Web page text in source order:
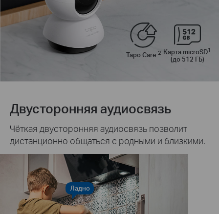
Tapo Care 2 Карта microSD1
(до 512 ГБ)
Двусторонняя аудиосвязь
Чёткая двусторонняя аудиосвязь позволит
дистанционно общаться с родными и близкими.
Ладно